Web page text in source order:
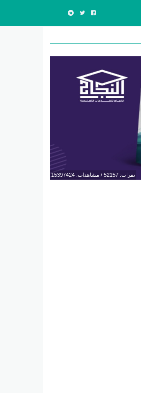
نقرات: 52157 / مشاهدات: 15397424